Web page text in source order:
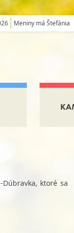
Meniny má Štefánia
ktoré sa